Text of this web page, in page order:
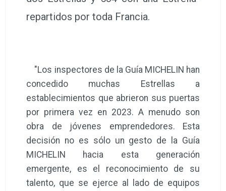
repartidos por toda Francia.
"Los inspectores de la Guía MICHELIN han
concedido muchas Estrellas a
establecimientos que abrieron sus puertas
por primera vez en 2023. A menudo son
obra de jóvenes emprendedores. Esta
decisión no es sólo un gesto de la Guía
MICHELIN hacia esta generación
emergente, es el reconocimiento de su
talento, que se ejerce al lado de equipos